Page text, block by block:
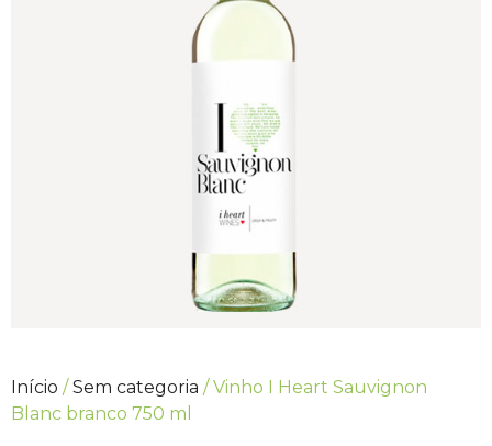
Início /Sem categoria / Vinho I Heart Sauvignon
Blanc branco 750 ml